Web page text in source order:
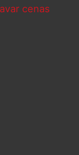
cenas